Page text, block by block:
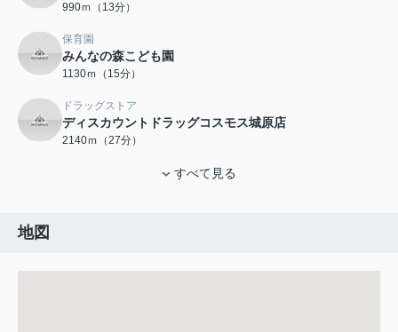
990ｍ（13分）
保育園
みんなの森こども園
1130ｍ（15分）
ドラッグストア
ディスカウントドラッグコスモス城原店
2140ｍ（27分）
すべて見る
地図